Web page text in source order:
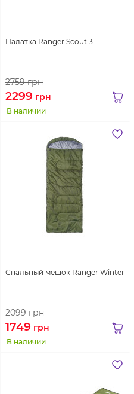
Палатка Ranger Scout 3
2759грн
2299 грн
В наличии
Спальный мешок Ranger Winter
2099грн
1749 грн
В наличии